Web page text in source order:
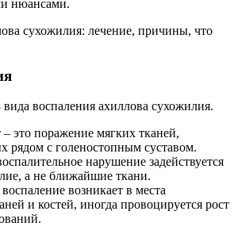
нюансами.
воспаления ахиллова сухожилия.
это поражение мягких тканей,
рядом с голеностопным суставом.
нарушение задействуется
а не ближайшие ткани.
возникает в места
и костей, иногда провоцируется рост